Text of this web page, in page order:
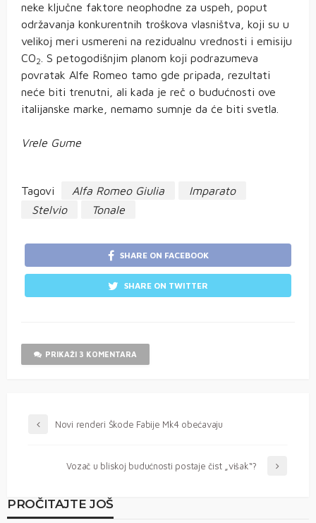
neke ključne faktore neophodne za uspeh, poput
održavanja konkurentnih troškova vlasništva, koji su u
velikoj meri usmereni na rezidualnu vrednosti i emisiju
CO2 . S petogodišnjim planom koji podrazumeva
povratak Alfe Romeo tamo gde pripada, rezultati
neće biti trenutni, ali kada je reč o budućnosti ove
italijanske marke, nemamo sumnje da će biti svetla.
Vrele Gume
Tagovi Alfa Romeo Giulia
Imparato
Stelvio
Tonale
SHARE ON FACEBOOK
SHARE ON TWITTER
PRIKAŽI 3 KOMENTARA
Novi renderi Škode Fabije Mk4 obećavaju
Vozač u bliskoj budućnosti postaje čist „višak“?
PROČITAJTE JOŠ